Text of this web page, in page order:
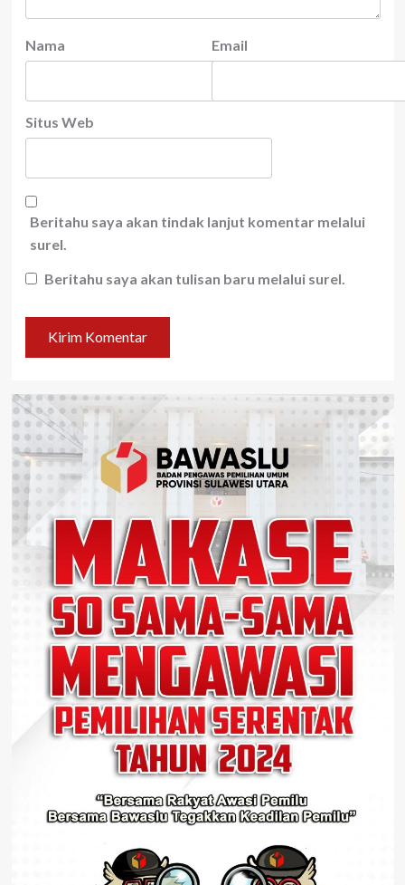
Nama Email
Situs Web
Beritahu saya akan tindak lanjut komentar melalui
surel.
Beritahu saya akan tulisan baru melalui surel.